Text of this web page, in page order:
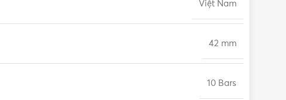
Việt Nam
42 mm
10 Bars